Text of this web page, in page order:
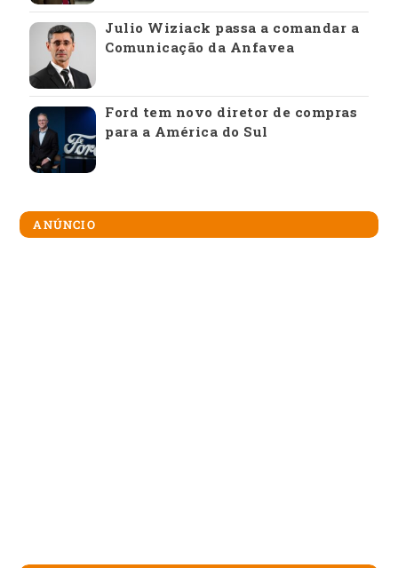
Julio Wiziack passa a comandar a
Comunicação da Anfavea
Ford tem novo diretor de compras
para a América do Sul
ANÚNCIO